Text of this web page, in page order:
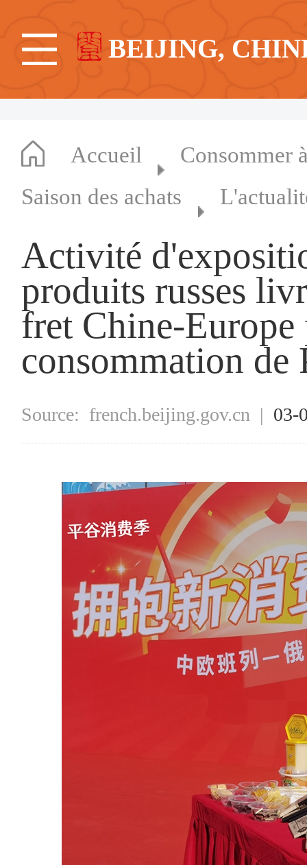
BEIJING,
Accueil
Consommer
Saison des achats
Activité
produits russes
fret Chine-Europe
consommation
Source: french.beijing.gov.cn | 03-